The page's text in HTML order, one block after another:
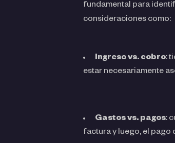
fundamental para
consideraciones como:
Ingreso vs. cobro:
estar necesariamente
Gastos vs. pagos:
factura y luego, el pago